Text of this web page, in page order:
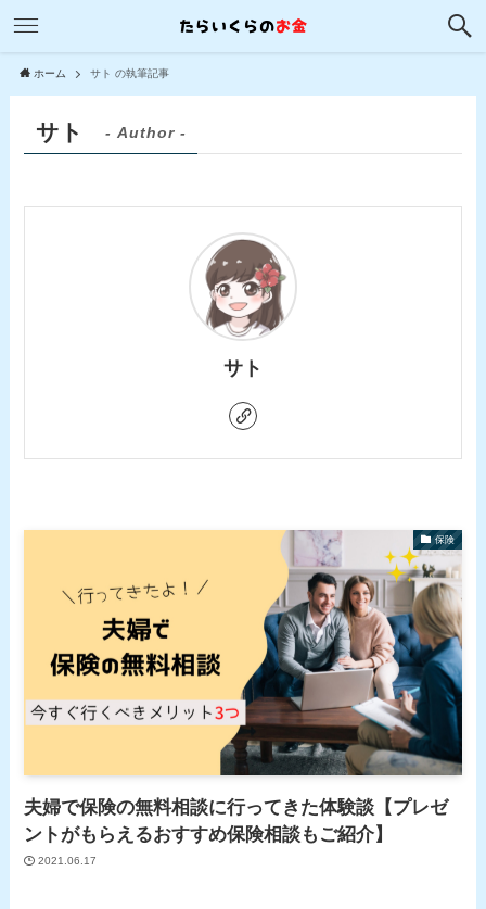
ホーム サト の執筆記事
サト - Author -
サト
保険
夫婦で保険の無料相談に行ってきた体験談【プレゼ
ントがもらえるおすすめ保険相談もご紹介】
2021.06.17